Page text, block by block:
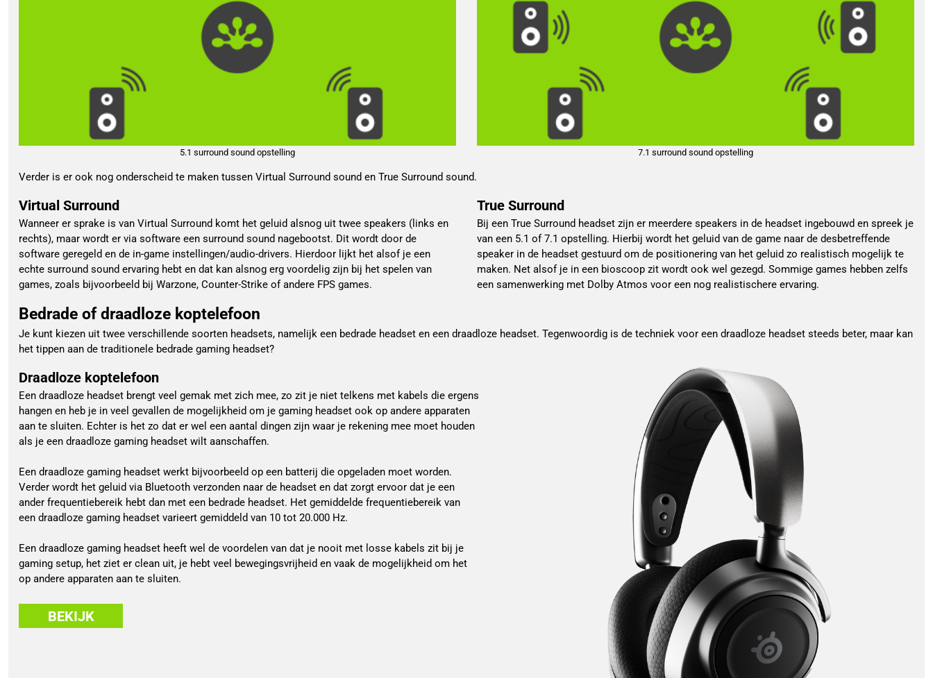
5.1 surround sound opstelling 7.1 surround sound opstelling
Verder is er ook nog onderscheid te maken tussen Virtual Surround sound en True Surround sound.
Virtual Surround
Wanneer er sprake is van Virtual Surround komt het geluid alsnog uit twee speakers (links en
rechts), maar wordt er via software een surround sound nagebootst. Dit wordt door de
software geregeld en de in-game instellingen/audio-drivers. Hierdoor lijkt het alsof je een
echte surround sound ervaring hebt en dat kan alsnog erg voordelig zijn bij het spelen van
games, zoals bijvoorbeeld bij Warzone, Counter-Strike of andere FPS games.
True Surround
Bij een True Surround headset zijn er meerdere speakers in de headset ingebouwd en spreek je
van een 5.1 of 7.1 opstelling. Hierbij wordt het geluid van de game naar de desbetreffende
speaker in de headset gestuurd om de positionering van het geluid zo realistisch mogelijk te
maken. Net alsof je in een bioscoop zit wordt ook wel gezegd. Sommige games hebben zelfs
een samenwerking met Dolby Atmos voor een nog realistischere ervaring.
Bedrade of draadloze koptelefoon
Je kunt kiezen uit twee verschillende soorten headsets, namelijk een bedrade headset en een draadloze headset. Tegenwoordig is de techniek voor een draadloze headset steeds beter, maar kan
het tippen aan de traditionele bedrade gaming headset?
Draadloze koptelefoon
Een draadloze headset brengt veel gemak met zich mee, zo zit je niet telkens met kabels die ergens
hangen en heb je in veel gevallen de mogelijkheid om je gaming headset ook op andere apparaten
aan te sluiten. Echter is het zo dat er wel een aantal dingen zijn waar je rekening mee moet houden
als je een draadloze gaming headset wilt aanschaffen.
Een draadloze gaming headset werkt bijvoorbeeld op een batterij die opgeladen moet worden.
Verder wordt het geluid via Bluetooth verzonden naar de headset en dat zorgt ervoor dat je een
ander frequentiebereik hebt dan met een bedrade headset. Het gemiddelde frequentiebereik van
een draadloze gaming headset varieert gemiddeld van 10 tot 20.000 Hz.
Een draadloze gaming headset heeft wel de voordelen van dat je nooit met losse kabels zit bij je
gaming setup, het ziet er clean uit, je hebt veel bewegingsvrijheid en vaak de mogelijkheid om het
op andere apparaten aan te sluiten.
BEKIJK